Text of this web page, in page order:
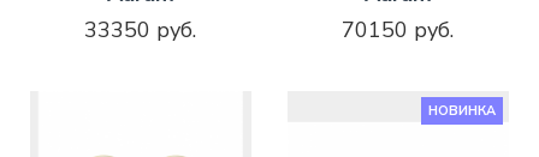
33350 руб.
70150 руб.
НОВИНКА